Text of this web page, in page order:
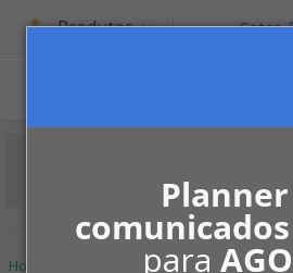
comunicados
para
Produtos Cotar
Home Colunistas